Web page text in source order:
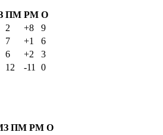
ПМ РМ О
2 +8
9
7 +1
6
6 +2
3
12 -11
0
ПМ РМ О